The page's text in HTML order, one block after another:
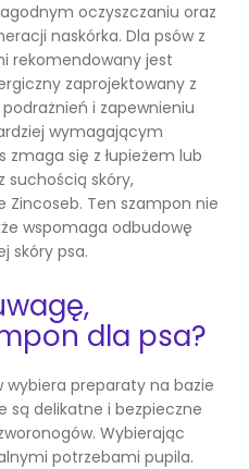
oczyszczaniu oraz
naskórka. Dla psów z
rekomendowany jest
zaprojektowany z
i zapewnieniu
wymagającym
zmaga się z łupieżem lub
suchością skóry,
Zincoseb. Ten szampon nie
wspomaga odbudowę
skóry psa.
dla psa?
wybiera preparaty na bazie
są delikatne i bezpieczne
Wybierając
potrzebami pupila.